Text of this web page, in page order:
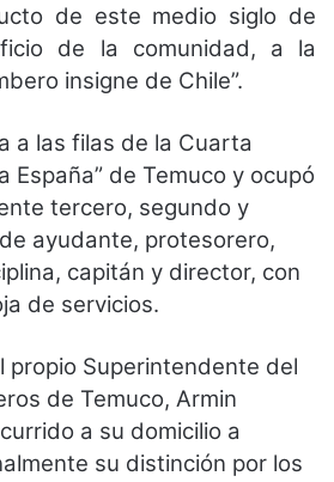
de este medio siglo de
de la comunidad, a la
insigne de Chile”.
a las filas de la Cuarta
España” de Temuco y ocupó
tercero, segundo y
ayudante, protesorero,
capitán y director, con
de servicios.
propio Superintendente del
de Temuco, Armin
a su domicilio a
su distinción por los